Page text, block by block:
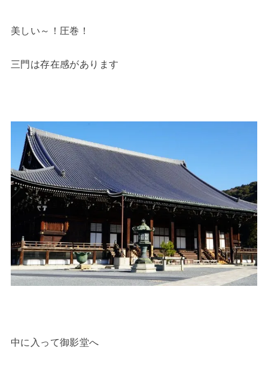
美しい～！圧巻！
三門は存在感があります
中に入って御影堂へ